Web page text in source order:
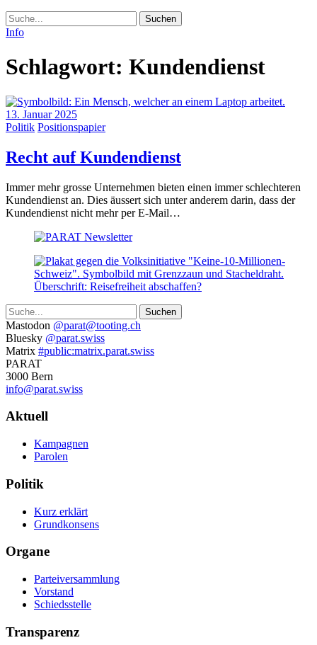
Suche
Info
Schlagwort: Kundendienst
13. Januar 2025
Politik Positionspapier
Recht auf Kundendienst(13.
2025)
Immer mehr grosse Unternehmen bieten einen immer schlechteren
Kundendienst an. Dies äussert sich unter anderem darin, dass der
Kundendienst nicht mehr per E-Mail…
Suche
Weitere
Informationen
Mastodon @parat@tooting.ch
Bluesky @parat.swiss
Matrix #public:matrix.parat.swiss
PARAT
3000 Bern
info@parat.swiss
Navigation
Aktuell
Kampagnen
Parolen
Politik
Kurz erklärt
Grundkonsens
Organe
Parteiversammlung
Vorstand
Schiedsstelle
Transparenz